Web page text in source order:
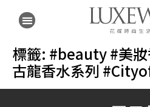
標籤: #beauty #美
古龍香水系列